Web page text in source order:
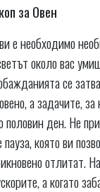
за Овен
е необходимо
около вас
се
а задачите,
половин ден. Не
която ви
отлитат.
а когато